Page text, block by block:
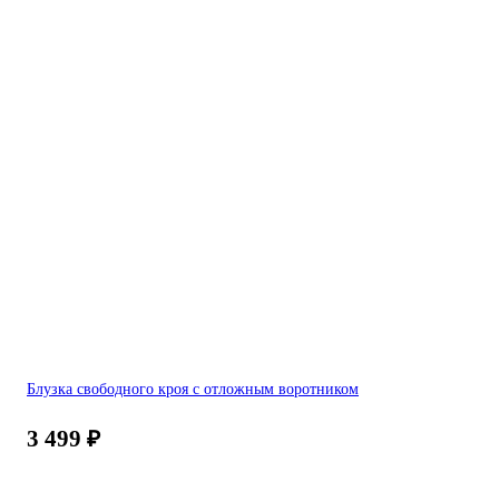
Блузка свободного кроя с отложным воротником
3 499 ₽